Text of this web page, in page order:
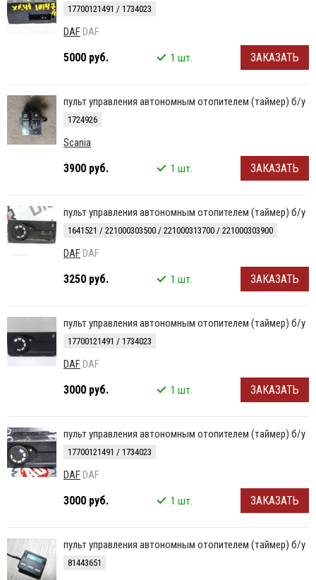
17700121491 / 1734023
DAFDAF
5000 руб. 1 шт. ЗАКАЗАТЬ
пульт управления автономным отопителем (таймер) б/у
1724926
Scania
3900 руб. 1 шт. ЗАКАЗАТЬ
пульт управления автономным отопителем (таймер) б/у
1641521 / 221000303500 / 221000313700 / 221000303900
DAFDAF
3250 руб. 1 шт. ЗАКАЗАТЬ
пульт управления автономным отопителем (таймер) б/у
17700121491 / 1734023
DAFDAF
3000 руб. 1 шт. ЗАКАЗАТЬ
пульт управления автономным отопителем (таймер) б/у
17700121491 / 1734023
DAFDAF
3000 руб. 1 шт. ЗАКАЗАТЬ
пульт управления автономным отопителем (таймер) б/у
81443651